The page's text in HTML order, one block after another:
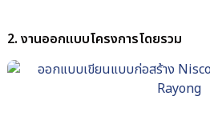
2. งานออกแบบโครงการโดยรวม